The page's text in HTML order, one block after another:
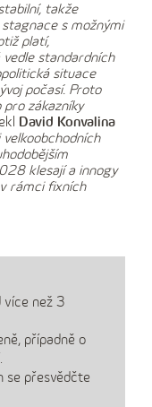
takže
s možnými
platí,
standardních
situace
počasí. Proto
zákazníky
David Konvalina
velkoobchodních
klesají a innogy
rámci fixních
více než 3
případně o
se přesvědčte